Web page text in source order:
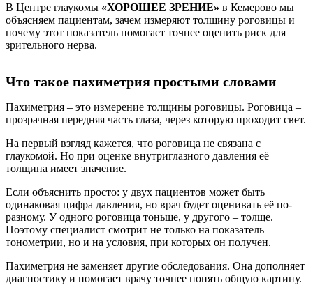
В Центре глаукомы «ХОРОШЕЕ ЗРЕНИЕ» в Кемерово мы
объясняем пациентам, зачем измеряют толщину роговицы и
почему этот показатель помогает точнее оценить риск для
зрительного нерва.
Что такое пахиметрия простыми словами
Пахиметрия – это измерение толщины роговицы. Роговица –
прозрачная передняя часть глаза, через которую проходит свет.
На первый взгляд кажется, что роговица не связана с
глаукомой. Но при оценке внутриглазного давления её
толщина имеет значение.
Если объяснить просто: у двух пациентов может быть
одинаковая цифра давления, но врач будет оценивать её по-
разному. У одного роговица тоньше, у другого – толще.
Поэтому специалист смотрит не только на показатель
тонометрии, но и на условия, при которых он получен.
Пахиметрия не заменяет другие обследования. Она дополняет
диагностику и помогает врачу точнее понять общую картину.